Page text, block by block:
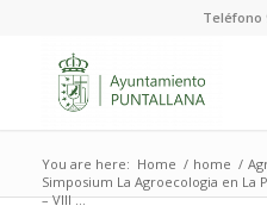
Teléfono
You are here: Home / home /
Simposium La Agroecologia en La
– VIII ...